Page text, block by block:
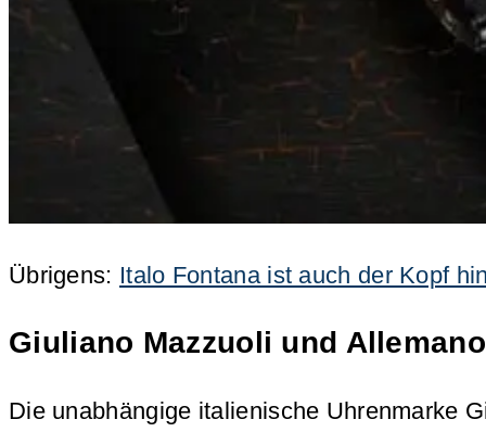
Übrigens: Italo Fontana ist auch der Kopf
Giuliano Mazzuoli und
Die unabhängige italienische Uhrenmarke